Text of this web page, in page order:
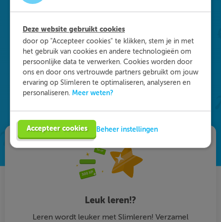
Slimleren
Onderdeel worden van ons multidisciplinaire
team? Dat kan! We zijn op zoek naar starters in
de zorg, maar ook naar medisch specialisten en
GZ-psychologen. Eén ding staat daarbij vast: je
vult je functie anders in dan je gewend bent. Vind
Leuk leren!?
Leren wordt leuker met Slimleren! Verzamel
Deze website gebruikt cookies
door op "Accepteer cookies" te klikken, stem je in met
het gebruik van cookies en andere technologieën om
persoonlijke data te verwerken. Cookies worden door
ons en door ons vertrouwde partners gebruikt om jouw
ervaring op Slimleren te optimaliseren, analyseren en
personaliseren. Meer weten?
Accepteer cookies Beheer instellingen